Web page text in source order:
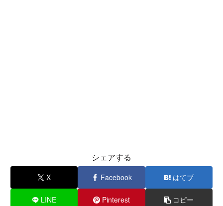
シェアする
X Facebook はてブ
LINE Pinterest コピー